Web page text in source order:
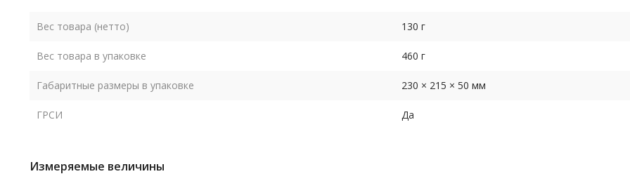
Вес товара (нетто) 130 г
Вес товара в упаковке 460 г
Габаритные размеры в упаковке 230 × 215 × 50 мм
ГРСИ Да
Измеряемые величины